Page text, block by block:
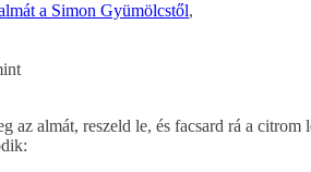
a Simon Gyümölcstől,
az almát, reszeld le, és facsard rá a